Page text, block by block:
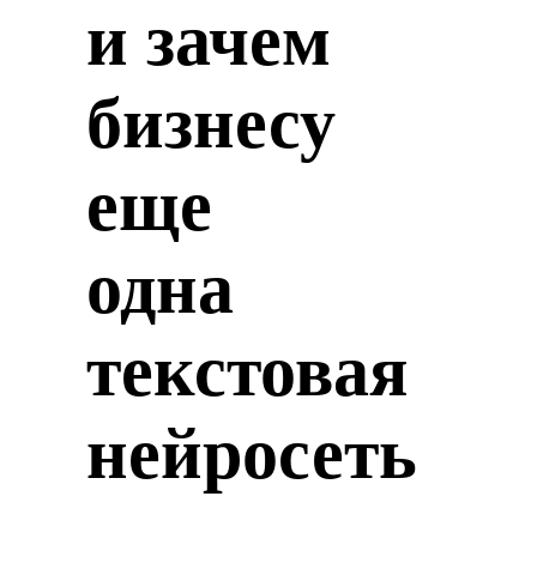
и зачем
бизнесу
еще
одна
текстовая
нейросеть